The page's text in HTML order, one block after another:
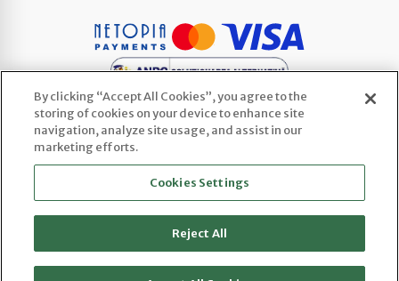
WEDLINE AGENCY SRL
CUI: 52443922 | Reg. Com.: J2025066800003
Sediu social: Str. Ploscaru 29 Cod 117716,
Enculesti, Jud. Argeș
By clicking “Accept All Cookies”, you agree to the
storing of cookies on your device to enhance site
navigation, analyze site usage, and assist in our
marketing efforts.
Cookies Settings
Reject All